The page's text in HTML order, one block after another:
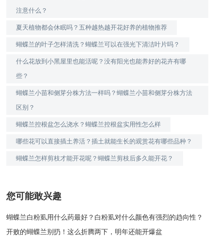
注意什么？
夏天植物都会休眠吗？五种越热越开花好养的植物推荐
蝴蝶兰的叶子怎样清洗？蝴蝶兰可以在强光下清洁叶片吗？
什么花放到小黑屋里也能活呢？没有阳光也能养好的花卉有哪
些？
蝴蝶兰小苗和侧芽分株方法一样吗？蝴蝶兰小苗和侧芽分株方法
区别？
蝴蝶兰控根盆怎么浇水？蝴蝶兰控根盆实用性怎么样
哪些花可以直接插土养活？插土就能生长的观赏花有哪些品种？
蝴蝶兰怎样剪枝才能开花呢？蝴蝶兰剪枝后多久能开花？
您可能敢兴趣
蝴蝶兰白粉虱用什么药最好？白粉虱对什么颜色有强烈的趋向性？
开败的蝴蝶兰别扔！这么折腾两下，明年还能开爆盆